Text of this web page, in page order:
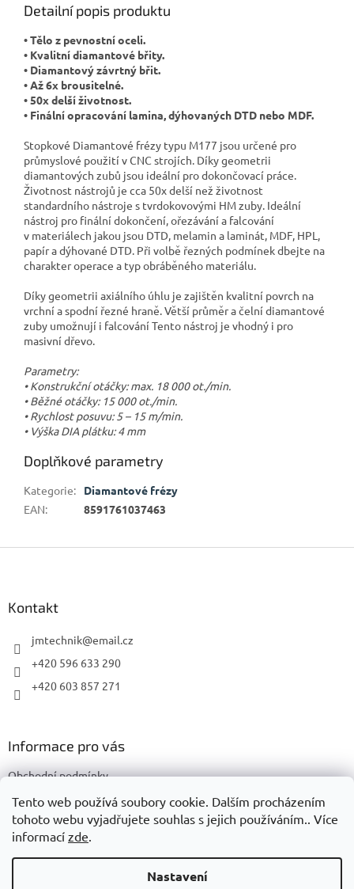
Tento web používá soubory cookie. Dalším procházením
tohoto webu vyjadřujete souhlas s jejich používáním.. Více
informací zde.
Nastavení
Detailní popis produktu
• Tělo z pevnostní oceli.
• Kvalitní diamantové břity.
• Diamantový závrtný břit.
• Až 6x brousitelné.
• 50x delší životnost.
• Finální opracování lamina, dýhovaných DTD nebo MDF.
Stopkové Diamantové frézy typu M177 jsou určené pro
průmyslové použití v CNC strojích. Díky geometrii
diamantových zubů jsou ideální pro dokončovací práce.
Životnost nástrojů je cca 50x delší než životnost
standardního nástroje s tvrdokovovými HM zuby. Ideální
nástroj pro finální dokončení, ořezávání a falcování
v materiálech jakou jsou DTD, melamin a laminát, MDF, HPL,
papír a dýhované DTD. Při volbě řezných podmínek dbejte na
charakter operace a typ obráběného materiálu.
Díky geometrii axiálního úhlu je zajištěn kvalitní povrch na
vrchní a spodní řezné hraně. Větší průměr a čelní diamantové
zuby umožnují i falcování Tento nástroj je vhodný i pro
masivní dřevo.
Parametry:
• Konstrukční otáčky: max. 18 000 ot./min.
• Běžné otáčky: 15 000 ot./min.
• Rychlost posuvu: 5 – 15 m/min.
• Výška DIA plátku: 4 mm
Doplňkové parametry
Kategorie:
Diamantové frézy
EAN: 8591761037463
Kontakt
jmtechnik@email.cz
+420 596 633 290
+420 603 857 271
Informace pro vás
Obchodní podmínky
Podmínky ochrany osobních údajů